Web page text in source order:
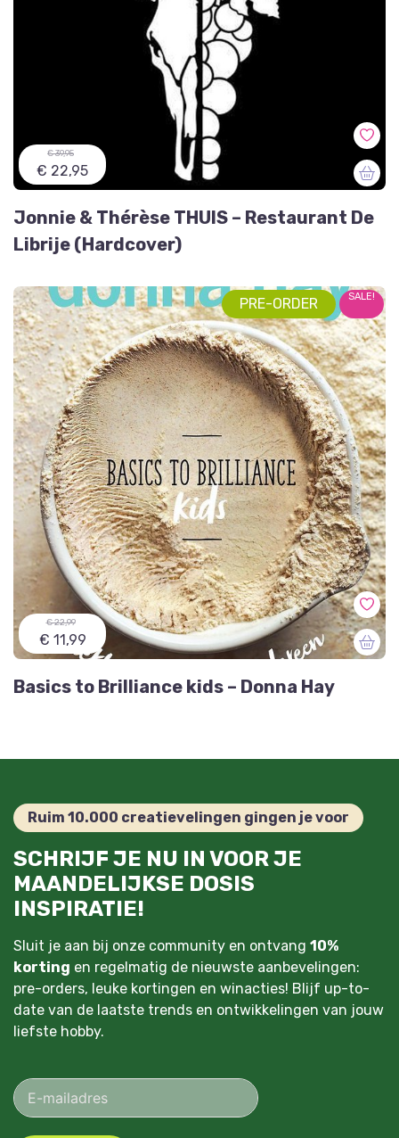
€ 39,95
€ 22,95
Jonnie & Thérèse THUIS – Restaurant De
Librije (Hardcover)
PRE-ORDER SALE!
€ 22,99
€ 11,99
Basics to Brilliance kids – Donna Hay
Ruim 10.000 creatievelingen gingen je voor
SCHRIJF JE NU IN VOOR JE
MAANDELIJKSE DOSIS
INSPIRATIE!
Sluit je aan bij onze community en ontvang 10%
korting en regelmatig de nieuwste aanbevelingen:
pre-orders, leuke kortingen en winacties! Blijf up-to-
date van de laatste trends en ontwikkelingen van jouw
liefste hobby.